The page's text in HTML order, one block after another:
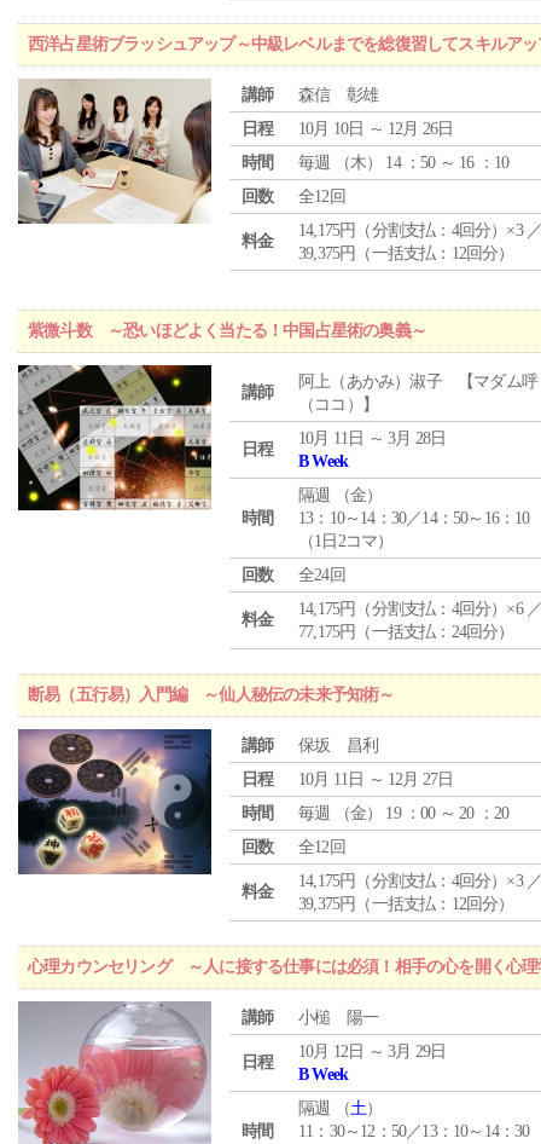
西洋占星術ブラッシュアップ～中級レベルまでを総復習してスキルア
講師
森信 彰雄
日程
10月 10日 ～ 12月 26日
時間
毎週 （木） 14 ：50 ～ 16 ：10
回数
全12回
料金
14,175円（分割支払：4回分）×3
39,375円（一括支払：12回分）
紫微斗数 ～恐いほどよく当たる！中国占星術の奥義～
講師
阿上（あかみ）淑子 【マダム呼
（ココ）】
日程
10月 11日 ～ 3月 28日
B Week
時間
隔週 （金）
13：10～14：30／14：50～16：10
（1日2コマ）
回数
全24回
料金
14,175円（分割支払：4回分）×6
77,175円（一括支払：24回分）
断易（五行易）入門編 ～仙人秘伝の未来予知術～
講師
保坂 昌利
日程
10月 11日 ～ 12月 27日
時間
毎週 （金） 19 ：00 ～ 20 ：20
回数
全12回
料金
14,175円（分割支払：4回分）×3
39,375円（一括支払：12回分）
心理カウンセリング ～人に接する仕事には必須！相手の心を開く心理
講師 小槌 陽一
日程
10月 12日 ～ 3月 29日
B Week
時間
隔週 （土）
11：30～12：50／13：10～14：30